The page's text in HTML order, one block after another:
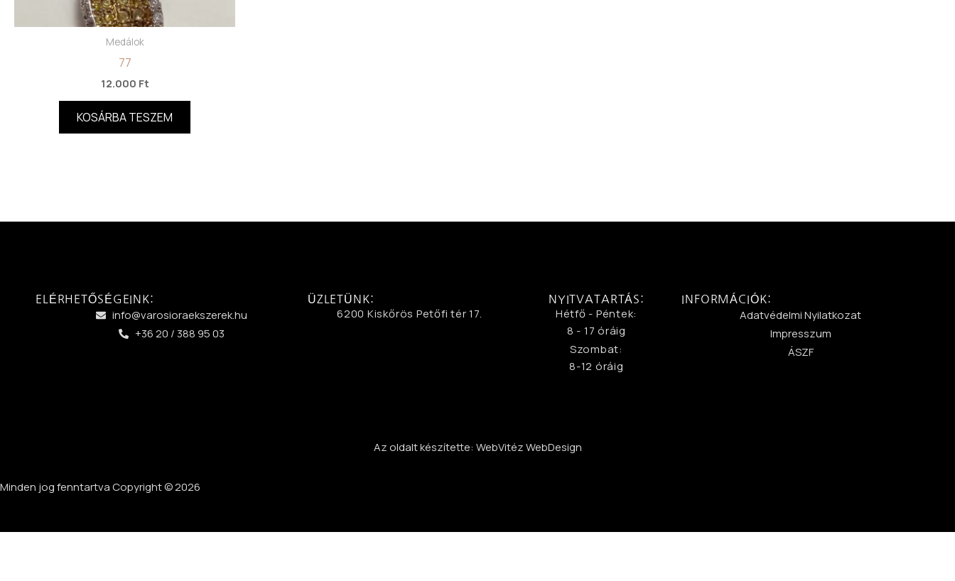
Medálok
77
12.000 Ft
KOSÁRBA TESZEM
ELÉRHETŐSÉGEINK:
info@varosioraekszerek.hu
+36 20 / 388 95 03
ÜZLETÜNK:
6200 Kiskőrös Petőfi tér 17.
NYITVATARTÁS:
Hétfő - Péntek:
8 - 17 óráig
Szombat:
8-12 óráig
INFORMÁCIÓK:
Adatvédelmi Nyilatkozat
Impresszum
ÁSZF
Az oldalt készítette: WebVitéz WebDesign
Minden jog fenntartva Copyright © 2026